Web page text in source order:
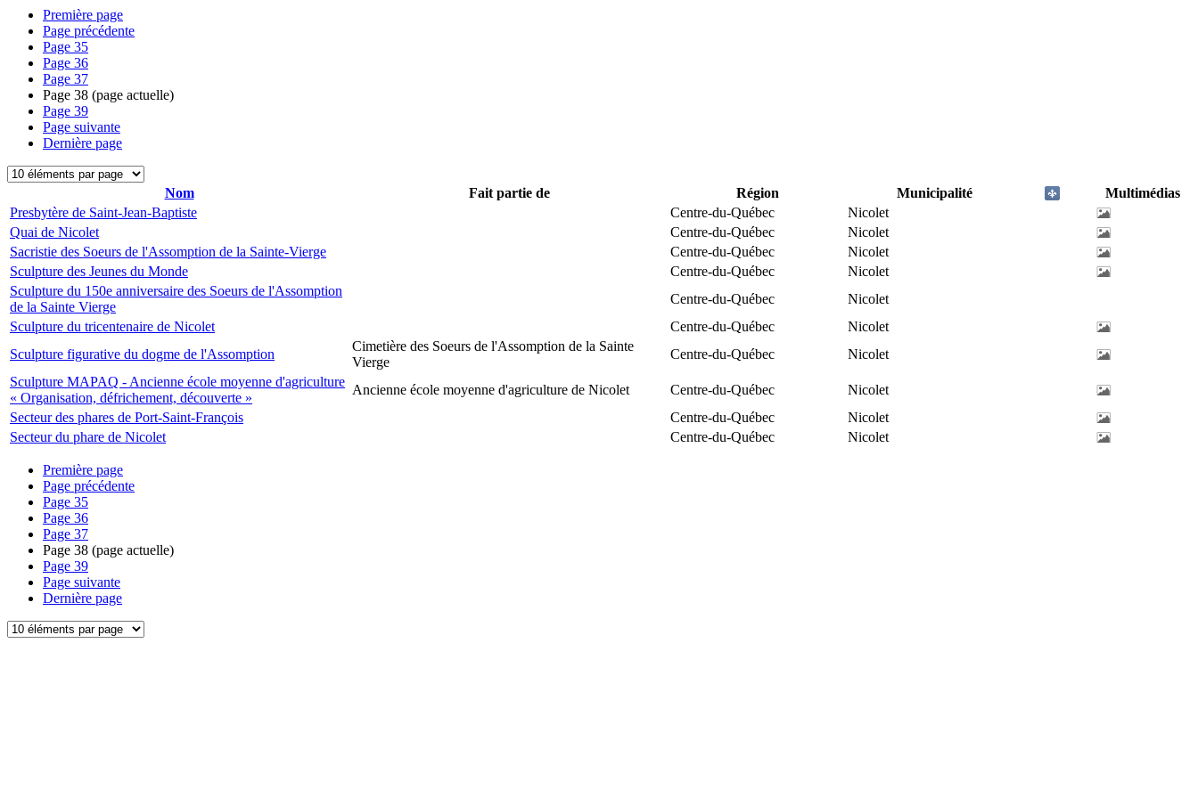
Première page
Page précédente
Page 35
Page 36
Page 37
Page 38 (page actuelle)
Page 39
Page suivante
Dernière page
Nom Fait partie de Région Municipalité
Multimédias
Presbytère de Saint-Jean-Baptiste
Centre-du-Québec
Nicolet
Quai de Nicolet
Centre-du-Québec
Nicolet
Sacristie des Soeurs de l'Assomption de la Sainte-Vierge
Centre-du-Québec
Nicolet
Sculpture des Jeunes du Monde
Centre-du-Québec
Nicolet
Sculpture du 150e anniversaire des Soeurs de l'Assomption
de la Sainte Vierge
Centre-du-Québec
Nicolet
Sculpture du tricentenaire de Nicolet
Centre-du-Québec
Nicolet
Sculpture figurative du dogme de l'Assomption
Cimetière des Soeurs de l'Assomption de la Sainte
Vierge
Centre-du-Québec
Nicolet
Sculpture MAPAQ - Ancienne école moyenne d'agriculture
« Organisation, défrichement, découverte »
Ancienne école moyenne d'agriculture de Nicolet Centre-du-Québec
Nicolet
Secteur des phares de Port-Saint-François
Centre-du-Québec
Nicolet
Secteur du phare de Nicolet
Centre-du-Québec Nicolet
Première page
Page précédente
Page 35
Page 36
Page 37
Page 38 (page actuelle)
Page 39
Page suivante
Dernière page